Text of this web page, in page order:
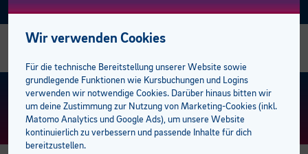
FacebookInstagramLinkedin
Gesundheit
Medizinische Assistenzberufe
Deutsch
Englisch
Berufsreifeprüfung
Lehrabschluss
Ausbilder:innen
Lehrlinge
Mitarbeiter
Sprachen
Lehre mit Matura
E-Learning plus
100 % online zum Abschluss
Öffentliche Aufträge
Privatpersonen
Unternehmen
Bildungsberatung
bfi Freifahrt Ticket
Standorte
bfi Standort Dornbirn
BFI Team
Trainer:innen
KURS FINDEN > ERWEITERTE SUCHE
Wir verwenden Cookies
Für die technische Bereitstellung unserer Website sowie
grundlegende Funktionen wie Kursbuchungen und Logins
verwenden wir notwendige Cookies. Darüber hinaus bitten wir
um deine Zustimmung zur Nutzung von Marketing-Cookies (inkl.
Matomo Analytics und Google Ads), um unsere Website
kontinuierlich zu verbessern und passende Inhalte für dich
bereitzustellen.